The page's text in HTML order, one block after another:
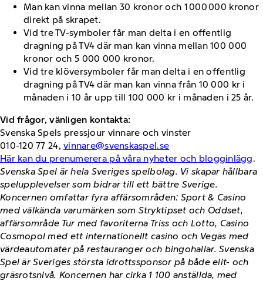
Man kan vinna mellan 30 kronor och 1 000 000 kronor
direkt på skrapet.
Vid tre TV-symboler får man delta i en offentlig
dragning på TV4 där man kan vinna mellan 100 000
kronor och 5 000 000 kronor.
Vid tre klöversymboler får man delta i en offentlig
dragning på TV4 där man kan vinna från 10 000 kr i
månaden i 10 år upp till 100 000 kr i månaden i 25 år.
Vid frågor, vänligen kontakta:
Svenska Spels pressjour vinnare och vinster
010-120 77 24,vinnare@svenskaspel.se
Här kan du prenumerera på våra nyheter och blogginlägg.
Svenska Spel är hela Sveriges spelbolag. Vi skapar hållbara
spelupplevelser som bidrar till ett bättre Sverige.
Koncernen omfattar fyra affärsområden: Sport & Casino
med välkända varumärken som Stryktipset och Oddset,
affärsområde Tur med favoriterna Triss och Lotto, Casino
Cosmopol med ett internationellt casino och Vegas med
värdeautomater på restauranger och bingohallar. Svenska
Spel är Sveriges största idrottssponsor på både elit- och
gräsrotsnivå. Koncernen har cirka 1 100 anställda, med